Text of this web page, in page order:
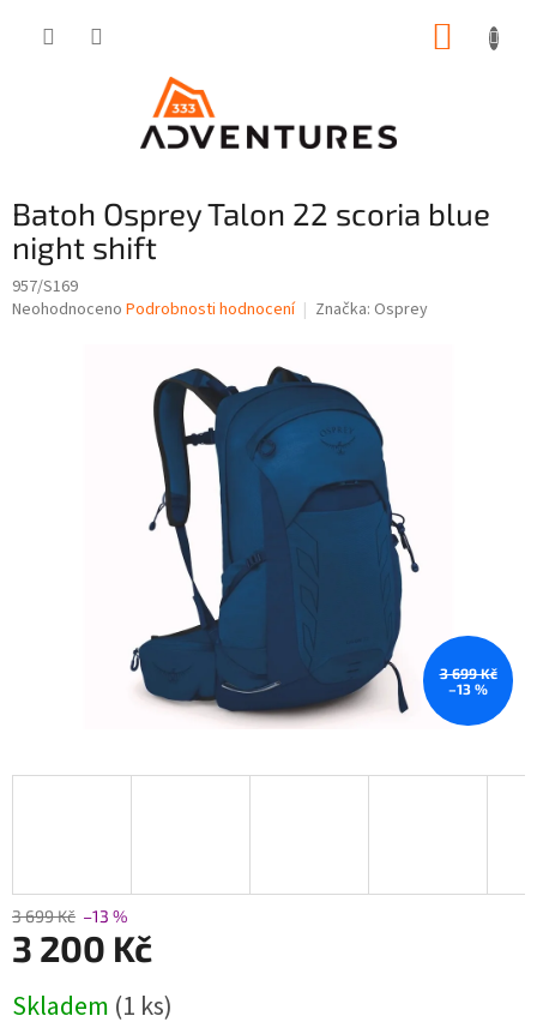
Batoh Osprey Talon 22 scoria blue
night shift
957/S169
Průměrné
Neohodnoceno Podrobnosti hodnocení Značka: Osprey
3 699 Kč
–13 %
3 699 Kč –13 %
3 200 Kč
cena:
Skladem (1 ks)